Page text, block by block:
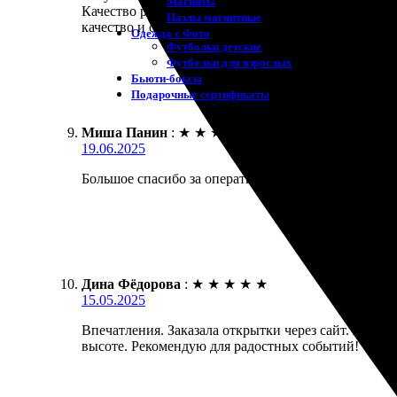
Пазлы магнитные
Одежда с Фото
Футболки детские
Футболки для взрослых
Бьюти-боксы
Подарочные сертификаты
Качество работы просто замечательное: яркие
качество и оперативность!
Миша Панин : ★ ★ ★
19.06.2025
Большое спасибо за оперативность. Заказал
Дина Фёдорова : ★ ★ ★ ★ ★
15.05.2025
Впечатления. Заказала открытки через сайт.
высоте. Рекомендую для радостных событий!